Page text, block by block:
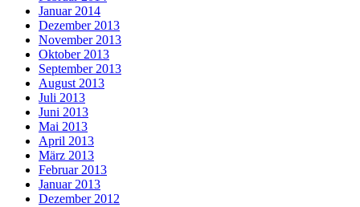
Januar 2014
Dezember 2013
November 2013
Oktober 2013
September 2013
August 2013
Juli 2013
Juni 2013
Mai 2013
April 2013
März 2013
Februar 2013
Januar 2013
Dezember 2012